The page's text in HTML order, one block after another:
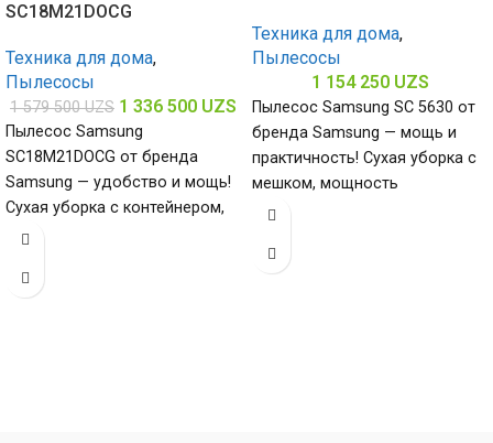
SC18M21DOCG
Техника для дома,
Пылесосы
1 579 500UZS 1 336 500 UZS
Пылесос Samsung
SC18M21DOCG от бренда
Samsung — удобство и мощь!
Сухая уборка с контейнером,
мощность всасывания 380 Вт
Техника для дома,
Пылесосы
1 154 250 UZS
Пылесос Samsung SC 5630 от
бренда Samsung — мощь и
практичность! Сухая уборка с
мешком, мощность
всасывания 360 Вт и